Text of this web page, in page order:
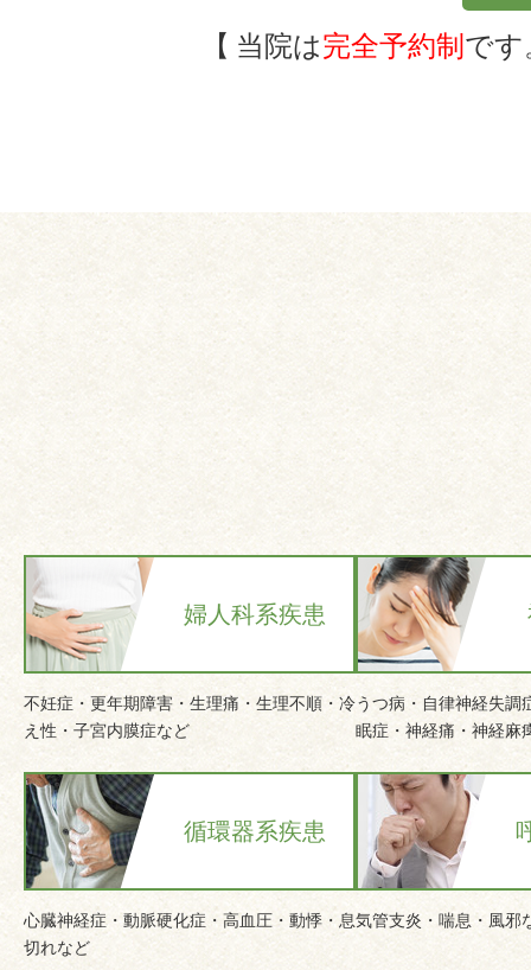
当院は完全予約制 です
婦人科系疾患
不妊症・更年期障害・生理痛・生理不順・冷
え性・子宮内膜症など
うつ病・自律神経失調
眠症・神経痛・神経麻
循環器系疾患
心臓神経症・動脈硬化症・高血圧・動悸・息
切れなど
気管支炎・喘息・風邪